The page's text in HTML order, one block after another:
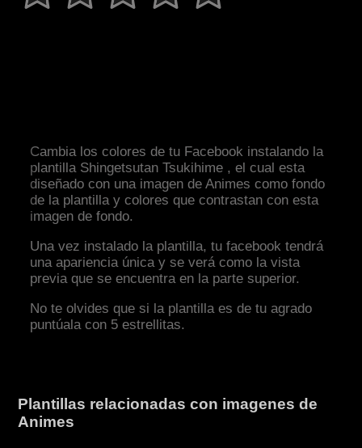
Cambia los colores de tu Facebook instalando la
plantilla Shingetsutan Tsukihime , el cual esta
diseñado con una imagen de Animes como fondo
de la plantilla y colores que contrastan con esta
imagen de fondo.
Una vez instalado la plantilla, tu facebook tendrá
una apariencia única y se verá como la vista
previa que se encuentra en la parte superior.
No te olvides que si la plantilla es de tu agrado
puntúala con 5 estrellitas.
Plantillas relacionadas con imagenes de
Animes